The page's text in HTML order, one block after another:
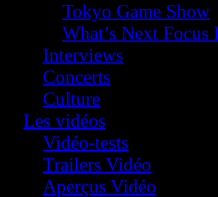
Tokyo Game Show
What’s Next
Interviews
Concerts
Culture
Les vidéos
Vidéo-tests
Trailers Vidéo
Aperçus Vidéo